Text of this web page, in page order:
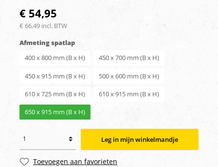
€ 54,95
€ 66,49 incl. BTW
Afmeting spatlap
400 x 800 mm (B x H)
450 x 700 mm (B x H)
450 x 915 mm (B x H) 500 x 600 mm (B x H)
610 x 725 mm (B x H) 610 x 915 mm (B x H)
650 x 915 mm (B x H)
Leg in mijn winkelmandje
Toevoegen aan favorieten